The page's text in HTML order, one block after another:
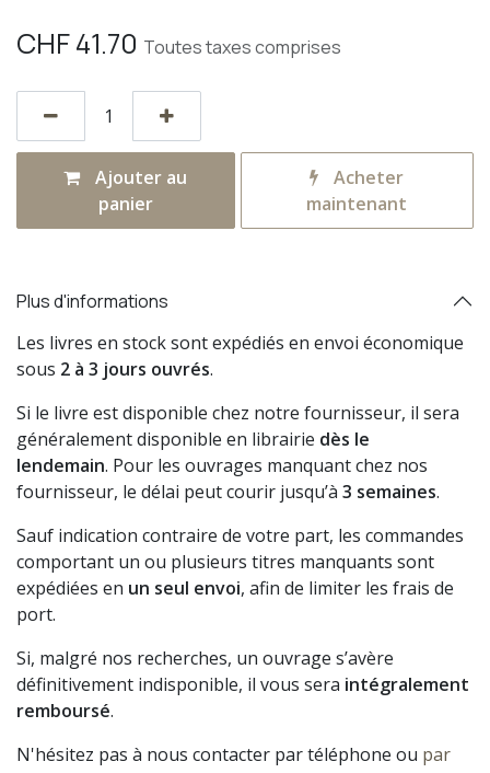
CHF41.70 Toutes taxes comprises
Ajouter au
panier
Acheter
maintenant
Plus d'informations
Les livres en stock sont expédiés en envoi économique
sous 2 à 3 jours ouvrés.
Si le livre est disponible chez notre fournisseur, il sera
généralement disponible en librairie dès le
lendemain. Pour les ouvrages manquant chez nos
fournisseur, le délai peut courir jusqu’à 3 semaines.
Sauf indication contraire de votre part, les commandes
comportant un ou plusieurs titres manquants sont
expédiées en un seul envoi, afin de limiter les frais de
port.
Si, malgré nos recherches, un ouvrage s’avère
définitivement indisponible, il vous sera intégralement
remboursé.
N'hésitez pas à nous contacter par téléphone ou par